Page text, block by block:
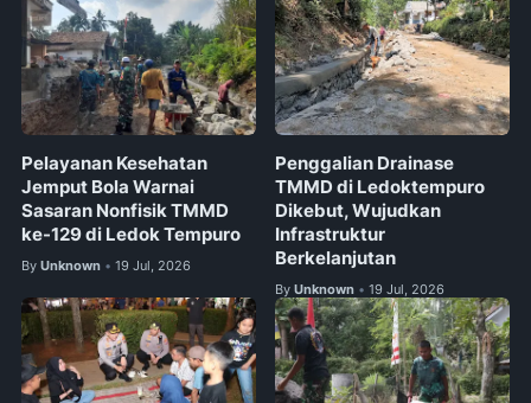
Pelayanan Kesehatan
Jemput Bola Warnai
Sasaran Nonfisik TMMD
ke-129 di Ledok Tempuro
By Unknown • 19 Jul, 2026
Penggalian Drainase
TMMD di Ledoktempuro
Dikebut, Wujudkan
Infrastruktur
Berkelanjutan
By Unknown • 19 Jul, 2026